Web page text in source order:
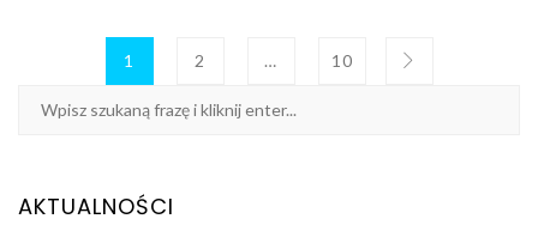
1 2 … 10
AKTUALNOŚCI